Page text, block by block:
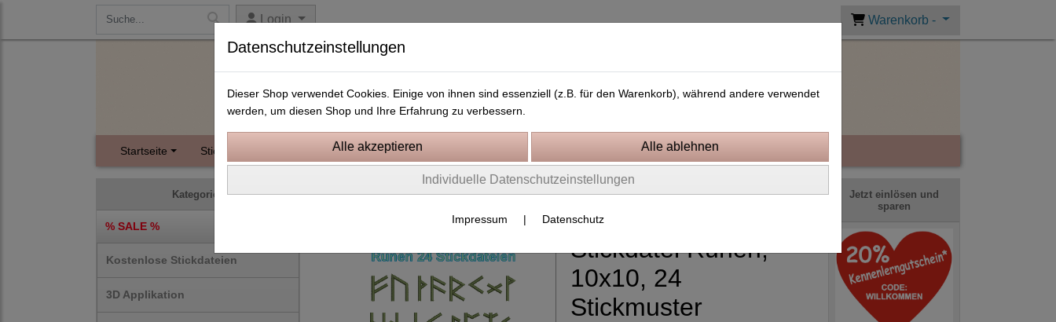
Login Warenkorb -
Startseite Stickdateien Instagram Kostenlose Stickdateien
Kategorien
% SALE %
Kostenlose Stickdateien
3D Applikation
Stickdatei Runen,
10x10, 24
Stickmuster
Jetzt einlösen und
sparen
Datenschutzeinstellungen
Dieser Shop verwendet Cookies. Einige von ihnen sind essenziell (z.B. für den Warenkorb), während andere verwendet
werden, um diesen Shop und Ihre Erfahrung zu verbessern.
Individuelle Datenschutzeinstellungen
Impressum | Datenschutz